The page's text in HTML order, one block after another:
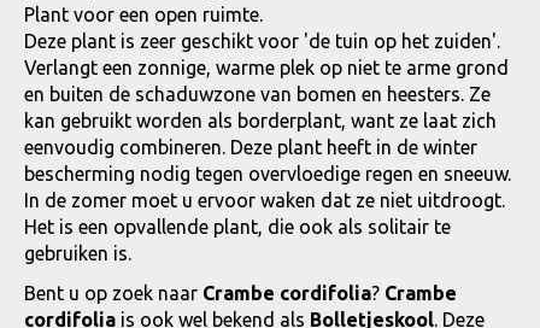
Plant voor een open ruimte.
Deze plant is zeer geschikt voor 'de tuin op het zuiden'.
Verlangt een zonnige, warme plek op niet te arme grond
en buiten de schaduwzone van bomen en heesters. Ze
kan gebruikt worden als borderplant, want ze laat zich
eenvoudig combineren. Deze plant heeft in de winter
bescherming nodig tegen overvloedige regen en sneeuw.
In de zomer moet u ervoor waken dat ze niet uitdroogt.
Het is een opvallende plant, die ook als solitair te
gebruiken is.
Bent u op zoek naar Crambe cordifolia? Crambe
cordifolia is ook wel bekend als Bolletjeskool. Deze